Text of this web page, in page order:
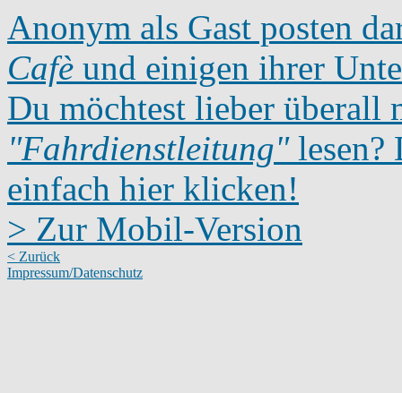
Anonym als Gast posten
Cafè und einigen ihrer
Du möchtest lieber überall
"Fahrdienstleitung"lesen?
einfach hier klicken!
> Zur Mobil-Version
< Zurück
Impressum/Datenschutz